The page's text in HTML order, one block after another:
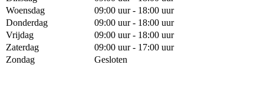
Woensdag
09:00 uur - 18:00 uur
Donderdag
09:00 uur - 18:00 uur
Vrijdag
09:00 uur - 18:00 uur
Zaterdag
09:00 uur - 17:00 uur
Zondag
Gesloten